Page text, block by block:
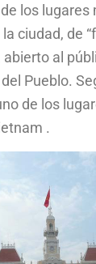
los lugares
ciudad, de
al
Pueblo.
de los
.